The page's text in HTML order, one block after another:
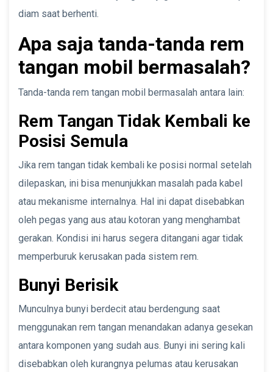
diam saat berhenti.
Apa saja tanda-tanda rem
tangan mobil bermasalah?
Tanda-tanda rem tangan mobil bermasalah antara lain:
Rem Tangan Tidak Kembali ke
Posisi Semula
Jika rem tangan tidak kembali ke posisi normal setelah
dilepaskan, ini bisa menunjukkan masalah pada kabel
atau mekanisme internalnya. Hal ini dapat disebabkan
oleh pegas yang aus atau kotoran yang menghambat
gerakan. Kondisi ini harus segera ditangani agar tidak
memperburuk kerusakan pada sistem rem.
Bunyi Berisik
Munculnya bunyi berdecit atau berdengung saat
menggunakan rem tangan menandakan adanya gesekan
antara komponen yang sudah aus. Bunyi ini sering kali
disebabkan oleh kurangnya pelumas atau kerusakan